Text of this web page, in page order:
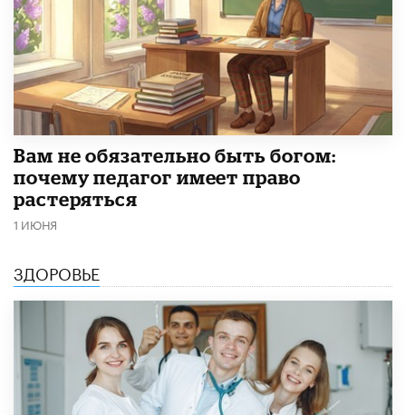
​Вам не обязательно быть богом:
почему педагог имеет право
растеряться
1 ИЮНЯ
ЗДОРОВЬЕ